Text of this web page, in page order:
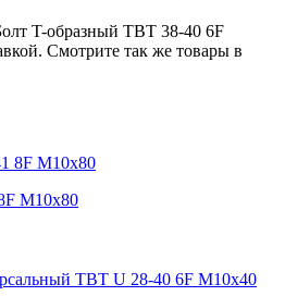
T-образный TBT 38-40 6F
Смотрите так же товары в
M10x80